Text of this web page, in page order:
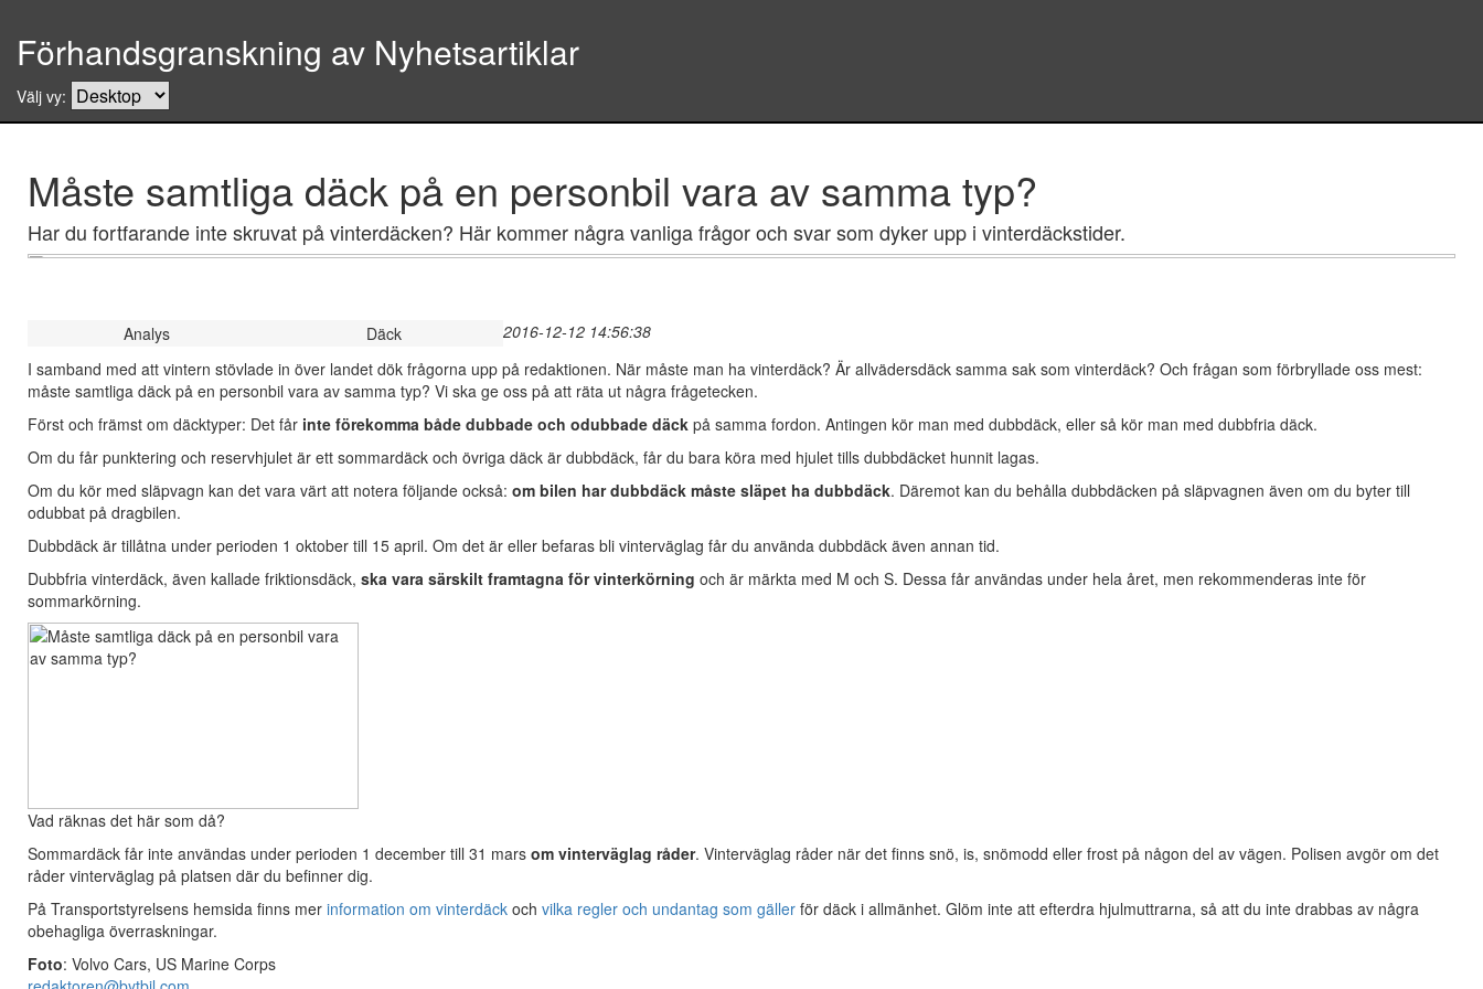
Förhandsgranskning av Nyhetsartiklar
Välj vy:
Måste samtliga däck på en personbil vara av samma typ?
Har du fortfarande inte skruvat på vinterdäcken? Här kommer några vanliga frågor och svar som dyker upp i vinterdäckstider.
2016-12-12 14:56:38
Analys
Däck
I samband med att vintern stövlade in över landet dök frågorna upp på redaktionen. När måste man ha vinterdäck? Är allvädersdäck samma sak som vinterdäck? Och frågan som förbryllade oss mest:
måste samtliga däck på en personbil vara av samma typ? Vi ska ge oss på att räta ut några frågetecken.
Först och främst om däcktyper: Det får inte förekomma både dubbade och odubbade däck på samma fordon. Antingen kör man med dubbdäck, eller så kör man med dubbfria däck.
Om du får punktering och reservhjulet är ett sommardäck och övriga däck är dubbdäck, får du bara köra med hjulet tills dubbdäcket hunnit lagas.
Om du kör med släpvagn kan det vara värt att notera följande också: om bilen har dubbdäck måste släpet ha dubbdäck. Däremot kan du behålla dubbdäcken på släpvagnen även om du byter till
odubbat på dragbilen.
Dubbdäck är tillåtna under perioden 1 oktober till 15 april. Om det är eller befaras bli vinterväglag får du använda dubbdäck även annan tid.
Dubbfria vinterdäck, även kallade friktionsdäck, ska vara särskilt framtagna för vinterkörning och är märkta med M och S. Dessa får användas under hela året, men rekommenderas inte för
sommarkörning.
Vad räknas det här som då?
Sommardäck får inte användas under perioden 1 december till 31 mars om vinterväglag råder. Vinterväglag råder när det finns snö, is, snömodd eller frost på någon del av vägen. Polisen avgör om det
råder vinterväglag på platsen där du befinner dig.
På Transportstyrelsens hemsida finns mer information om vinterdäck och vilka regler och undantag som gäller för däck i allmänhet. Glöm inte att efterdra hjulmuttrarna, så att du inte drabbas av några
obehagliga överraskningar.
Foto: Volvo Cars, US Marine Corps